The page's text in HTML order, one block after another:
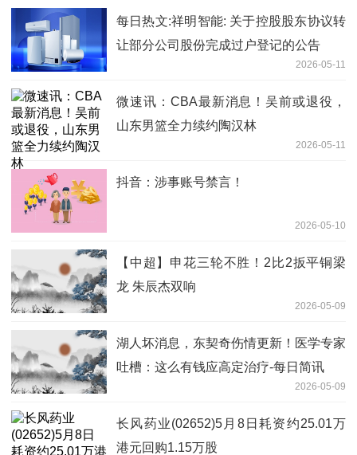
每日热文:祥明智能: 关于控股股东协议转
让部分公司股份完成过户登记的公告
2026-05-11
微速讯：CBA最新消息！吴前或退役，
山东男篮全力续约陶汉林
2026-05-11
抖音：涉事账号禁言！
2026-05-10
【中超】申花三轮不胜！2比2扳平铜梁
龙 朱辰杰双响
2026-05-09
湖人坏消息，东契奇伤情更新！医学专家
吐槽：这么有钱应高定治疗-每日简讯
2026-05-09
长风药业(02652)5月8日耗资约25.01万
港元回购1.15万股